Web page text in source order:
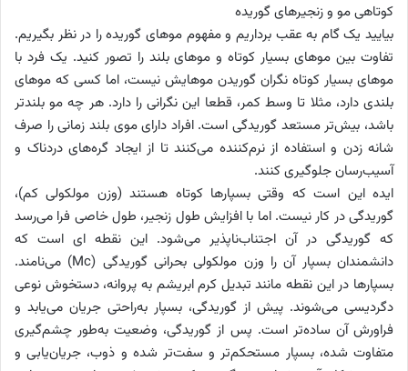
کوتاهی مو و زنجیرهای گوریده
بیایید یک گام به عقب برداریم و مفهوم موهای گوریده را در نظر بگیریم.
تفاوت بین موهای بسیار کوتاه و موهای بلند را تصور کنید. یک فرد با
موهای بسیار کوتاه نگران گوریدن موهایش نیست، اما کسی که موهای
بلندی دارد، مثلا تا وسط کمر، قطعا این نگرانی را دارد. هر چه مو بلندتر
باشد، بیش‌تر مستعد گوریدگی است. افراد دارای موی بلند زمانی را صرف
شانه زدن و استفاده از نرم‌کننده می‌کنند تا از ایجاد گره‌های دردناک و
آسیب‌رسان جلوگیری کنند.
ایده این است که وقتی بسپارها کوتاه هستند (وزن مولکولی کم)،
گوریدگی در کار نیست. اما با افزایش طول زنجیر، طول خاصی فرا می‌رسد
که گوریدگی در آن اجتناب‌ناپذیر می‌شود. این نقطه‌ ای است که
دانشمندان بسپار آن را وزن مولکولی بحرانی گوریدگی (Mc) می‌نامند.
بسپارها در این نقطه مانند تبدیل کرم ابریشم به پروانه، دستخوش نوعی
دگردیسی می‌شوند. پیش از گوریدگی، بسپار به‌راحتی جریان می‌یابد و
فراورش آن ساده‌تر است. پس از گوریدگی، وضعیت به‌طور چشم‌گیری
متفاوت شده، بسپار مستحکم‌تر و سفت‌تر شده و ذوب، جریان‌یابی و